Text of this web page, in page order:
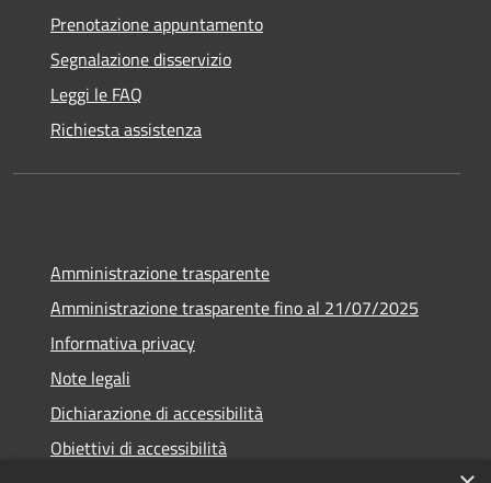
Prenotazione appuntamento
Segnalazione disservizio
Leggi le FAQ
Richiesta assistenza
Amministrazione trasparente
Amministrazione trasparente fino al 21/07/2025
Informativa privacy
Note legali
Dichiarazione di accessibilità
Obiettivi di accessibilità